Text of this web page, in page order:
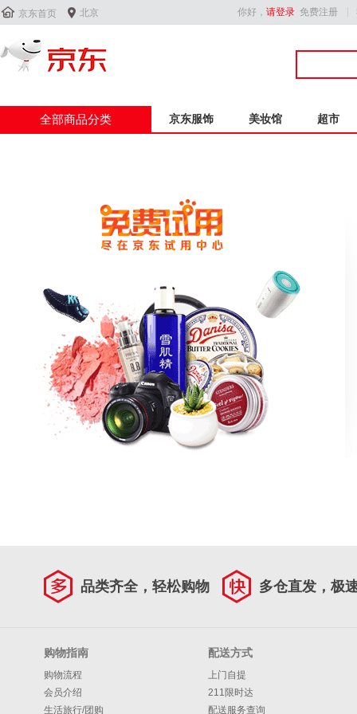
 京东首页  北京 你好， 请登录 免费注册
全部商品分类 京东服饰 美妆馆 超市
品类齐全，轻松购物 多仓直发，极
购物指南
购物流程
会员介绍
生活旅行/团购
配送方式
上门自提
211限时达
配送服务查询